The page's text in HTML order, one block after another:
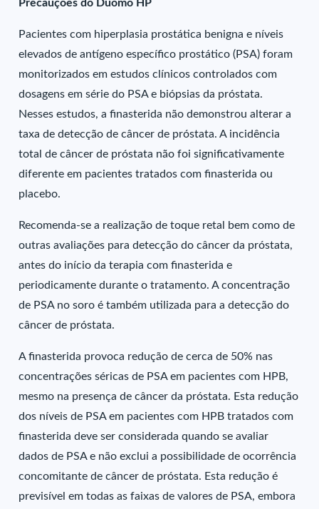
Precauções do Duomo HP
Pacientes com hiperplasia prostática benigna e níveis
elevados de antígeno específico prostático (PSA) foram
monitorizados em estudos clínicos controlados com
dosagens em série do PSA e biópsias da próstata.
Nesses estudos, a finasterida não demonstrou alterar a
taxa de detecção de câncer de próstata. A incidência
total de câncer de próstata não foi significativamente
diferente em pacientes tratados com finasterida ou
placebo.
Recomenda-se a realização de toque retal bem como de
outras avaliações para detecção do câncer da próstata,
antes do início da terapia com finasterida e
periodicamente durante o tratamento. A concentração
de PSA no soro é também utilizada para a detecção do
câncer de próstata.
A finasterida provoca redução de cerca de 50% nas
concentrações séricas de PSA em pacientes com HPB,
mesmo na presença de câncer da próstata. Esta redução
dos níveis de PSA em pacientes com HPB tratados com
finasterida deve ser considerada quando se avaliar
dados de PSA e não exclui a possibilidade de ocorrência
concomitante de câncer de próstata. Esta redução é
previsível em todas as faixas de valores de PSA, embora